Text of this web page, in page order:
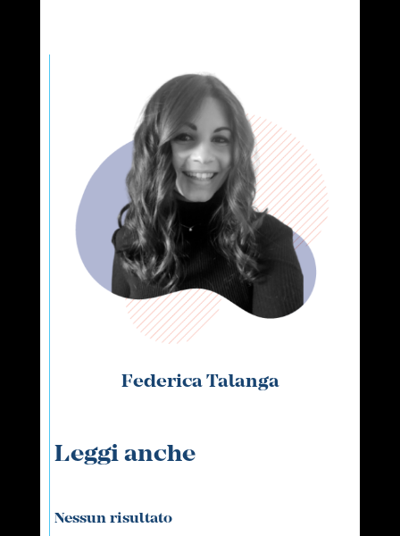
Federica Talanga
Leggi anche
Nessun risultato